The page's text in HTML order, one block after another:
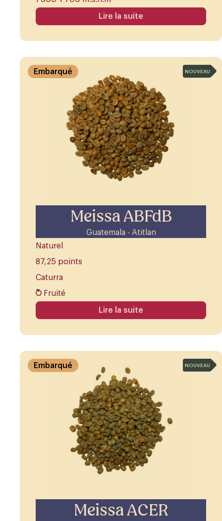
Lire la suite
Meissa ABFdB
Guatemala - Atitlan
Embarqué
Naturel
87,25 points
Caturra
Fruité
NOUVEAU
Lire la suite
Meissa ACER
Embarqué NOUVEAU